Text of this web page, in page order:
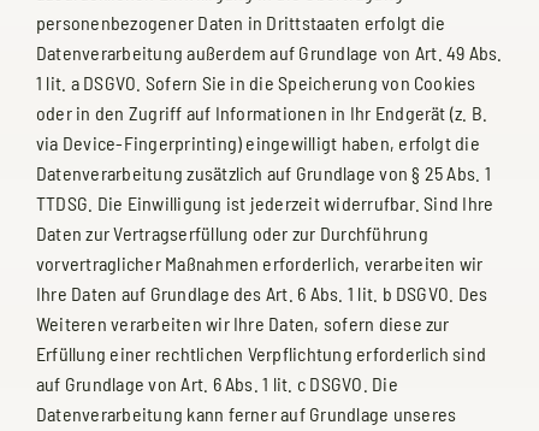
personenbezogener Daten in Drittstaaten erfolgt die
Datenverarbeitung außerdem auf Grundlage von Art. 49 Abs.
1 lit. a DSGVO. Sofern Sie in die Speicherung von Cookies
oder in den Zugriff auf Informationen in Ihr Endgerät (z. B.
via Device-Fingerprinting) eingewilligt haben, erfolgt die
Datenverarbeitung zusätzlich auf Grundlage von § 25 Abs. 1
TTDSG. Die Einwilligung ist jederzeit widerrufbar. Sind Ihre
Daten zur Vertragserfüllung oder zur Durchführung
vorvertraglicher Maßnahmen erforderlich, verarbeiten wir
Ihre Daten auf Grundlage des Art. 6 Abs. 1 lit. b DSGVO. Des
Weiteren verarbeiten wir Ihre Daten, sofern diese zur
Erfüllung einer rechtlichen Verpflichtung erforderlich sind
auf Grundlage von Art. 6 Abs. 1 lit. c DSGVO. Die
Datenverarbeitung kann ferner auf Grundlage unseres